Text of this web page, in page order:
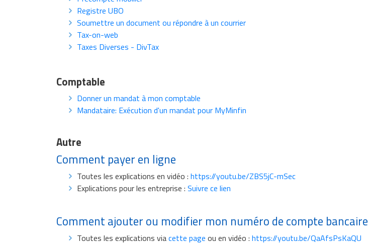
Registre UBO
Soumettre un document ou répondre à un courrier
Tax-on-web
Taxes Diverses - DivTax
Comptable
Donner un mandat à mon comptable
Mandataire: Exécution d'un mandat pour MyMinfin
Autre
Comment payer en ligne
Toutes les explications en vidéo : https://youtu.be/ZBS5jC-mSec
Explications pour les entreprise : Suivre ce lien
Comment ajouter ou modifier mon numéro de compte bancaire
Toutes les explications viacette page ou en vidéo : https://youtu.be/QaAfsPsKaQU